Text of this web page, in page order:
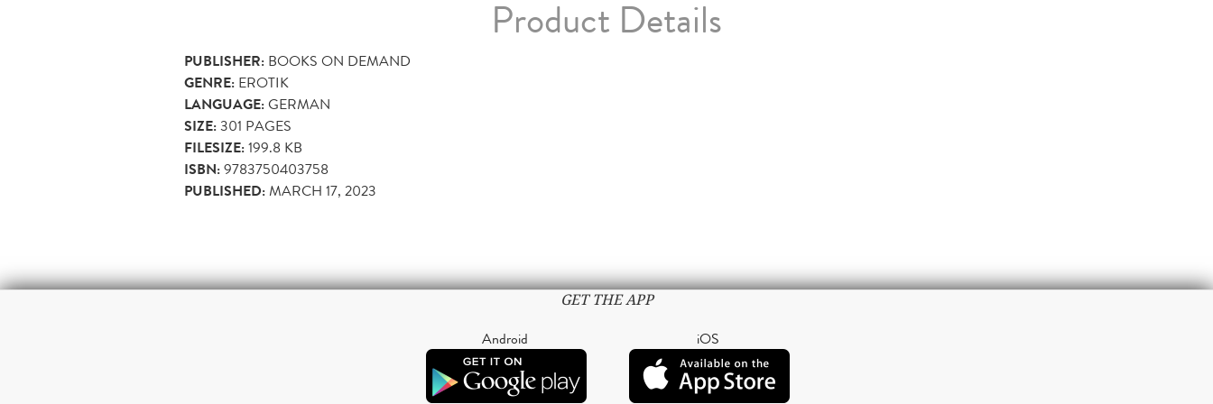
Product Details
PUBLISHER: BOOKS ON DEMAND
GENRE: EROTIK
LANGUAGE:GERMAN
SIZE:301 PAGES
FILESIZE:199.8 KB
ISBN:9783750403758
PUBLISHED:MARCH 17, 2023
GET THE APP
Android iOS